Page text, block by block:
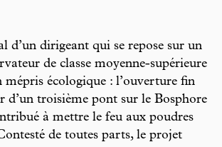
d’un dirigeant qui se repose sur un
de classe moyenne-supérieure
mépris écologique : l’ouverture fin
d’un troisième pont sur le Bosphore
à mettre le feu aux poudres
de toutes parts, le projet